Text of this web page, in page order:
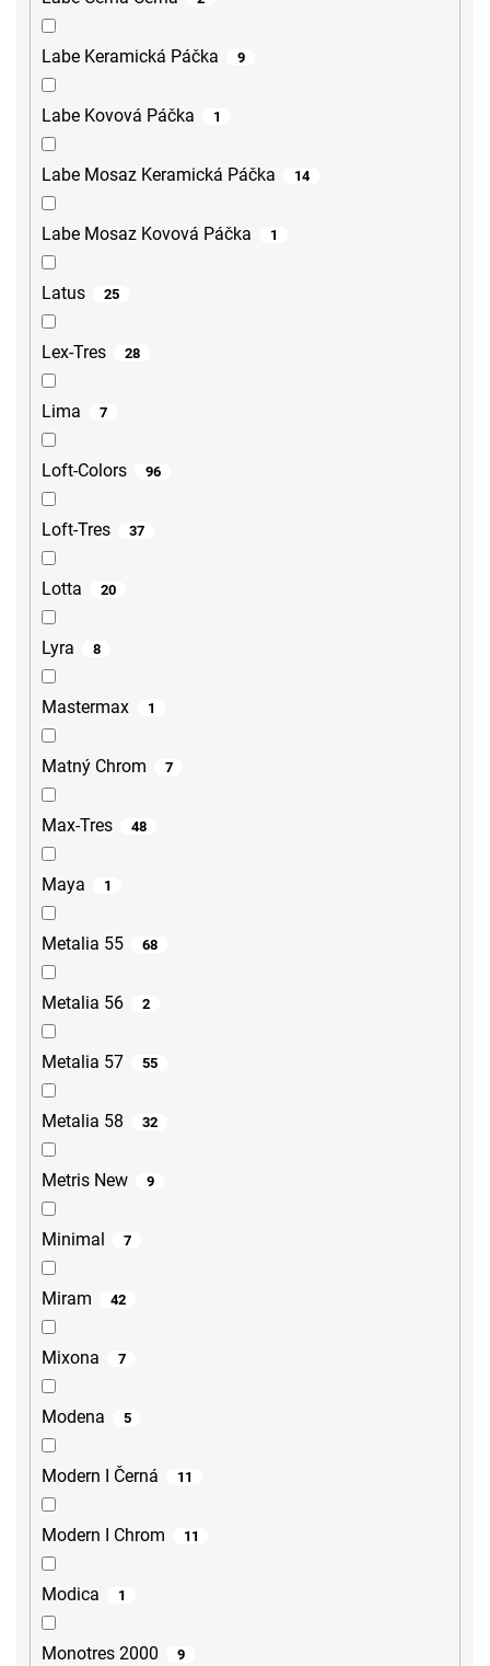
Labe Keramická Páčka 9
Labe Kovová Páčka 1
Labe Mosaz Keramická Páčka 14
Labe Mosaz Kovová Páčka 1
Latus 25
Lex-Tres 28
Lima 7
Loft-Colors 96
Loft-Tres 37
Lotta 20
Lyra 8
Mastermax 1
Matný Chrom 7
Max-Tres 48
Maya 1
Metalia 55 68
Metalia 56 2
Metalia 57 55
Metalia 58 32
Metris New 9
Minimal 7
Miram 42
Mixona 7
Modena 5
Modern I Černá 11
Modern I Chrom 11
Modica 1
Monotres 2000 9